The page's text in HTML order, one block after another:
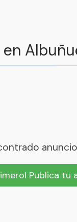
en
Publica tu